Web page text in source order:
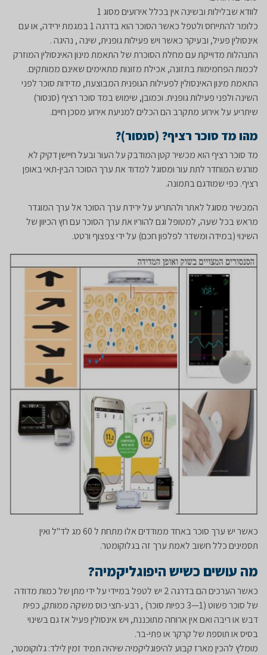
לוודא שבלילות ובשינה אין בכלל אירועים מסוג 1
כלומר להתייחס ולטפל כאשר הסוכר הוא בדרגה 1 במגמת ירידה, או עם
אינסולין פעיל, ובעיקר כאשר ויש פעילות גופנית, שינה , נהיגה .
התנהלות מדוייקת עם מחלת הסוכרת של התאמת מינון האינסולין המוזרק
לכמות הפחמימות בתזונה, אכילת מזונות מתאימים שאינם ממותקים.
התאמת מינון האינסולין לפעילות הגופנית המבוצעת, מדידות סוכר לפני
השינה ולפני פעילות גופנית. וכמובן, שימוש במד סוכר רציף (סנסור)
שיתריע על אירוע מתקרב הם הכלים למניעת אירוע מסכן חיים.
מהו מד סוכר רציף? (סנסור)?
מד סוכר רציף הוא מכשיר קטן המודבק על העור ובעל חיישן דקיק לא
מורגש המוחדר לתת עור ומסוגל למדוד את ערך הסוכר הבין-תאי באופן
רציף. כפי שמודגם בתמונה.
המכשיר מסוגל לאתר ולהתריע על ירידת ערך הסוכר אל ערך המוגדר
מראש בכל שעה, למטופל וגם להוריו את ערך הסוכר עם חץ הכיוון של
השינוי (במידה ומשדר לפלפון חכם) על ידי צפצוף ורטט.
כאשר יש ערך סוכר באחד ממודדים אלו מתחת ל 60 מג לד"ל ואין
תסמינים כלל חשוב לאמת ערך זה בגלוקומטר.
מה עושים כשיש היפוגליקמיה?
כאשר הערכים הם בדרגה 2 יש לטפל במיידי על ידי מתן של כמות מדודה
של סוכר פשוט (1—3 כפיות סוכר) , רבע-חצי כוס משקה ממותק, כפית
דבש או ריבה ואם אין ארוחה מתוכננת, ויש אינסולין פעיל אז גם בשינוי
בסיס או תוספת של קרקר או פתי-בר.
מומלץ להכין מארז קבוע להיפוגליקמיה שיהיה תמיד זמין לילד: גלוקומטר,